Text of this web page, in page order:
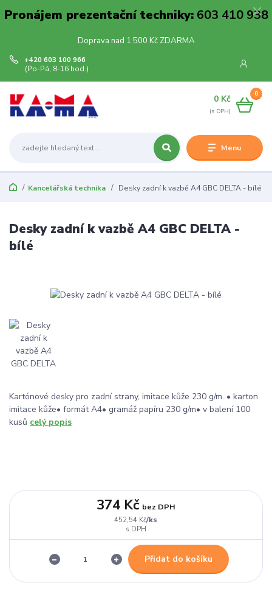
Pronájem prezentační techniky:603 410 938
Doprava nad 1 500 Kč ZDARMA
Menu
+420 603 100 966
(Po-Pá, 8-16 hod.)
0
0 Kč
Kancelářská technika Desky zadní k vazbě A4 GBC DELTA - bílé
Desky zadní k vazbě A4 GBC DELTA -
bílé
Kartónové desky pro zadní strany, imitace kůže 230 g/m. • karton
imitace kůže• formát A4• gramáž papíru 230 g/m• v balení 100
kusů celý popis
452,54 Kč/ks
374 Kč bez DPH
Přidat do košíku